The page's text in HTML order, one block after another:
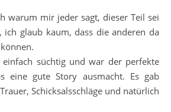
warum mir jeder sagt, dieser Teil sei
ich glaub kaum, dass die anderen da
einfach süchtig und war der perfekte
eine gute Story ausmacht. Es gab
Schicksalsschläge und natürlich